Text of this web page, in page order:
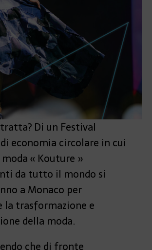
Di un Festival
economia circolare in cui
« Kouture »
da tutto il mondo si
a Monaco per
la trasformazione e
della moda.
che di fronte